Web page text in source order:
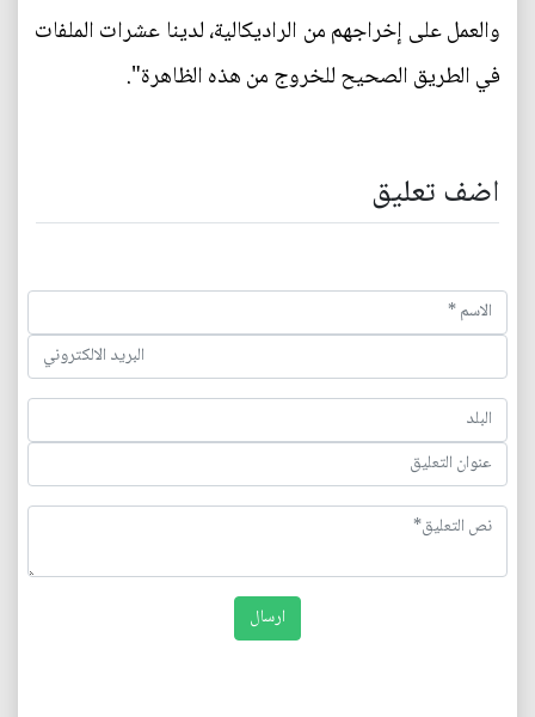
والعمل على إخراجهم من الراديكالية، لدينا عشرات الملفات
في الطريق الصحيح للخروج من هذه الظاهرة".
اضف تعليق